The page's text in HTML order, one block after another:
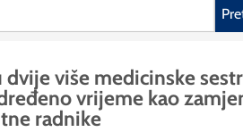
više medicinske
vrijeme kao
radnike